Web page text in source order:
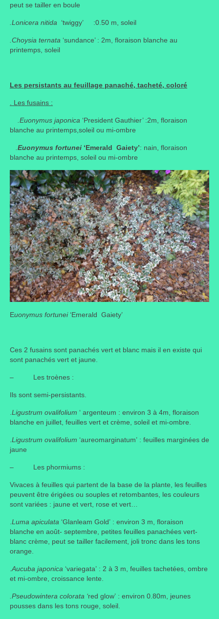
peut se tailler en boule
.Lonicera nitida ‘twiggy’ :0.50 m, soleil
.Choysia ternata ‘sundance’ : 2m, floraison blanche au
printemps, soleil
Les persistants au feuillage panaché, tacheté, coloré
. Les fusains :
.Euonymus japonica ‘President Gauthier’ :2m, floraison
blanche au printemps,soleil ou mi-ombre
Euonymus fortunei ‘Emerald Gaiety’: nain, floraison
blanche au printemps, soleil ou mi-ombre
Euonymus fortunei ‘Emerald Gaiety’
Ces 2 fusains sont panachés vert et blanc mais il en existe qui
sont panachés vert et jaune.
– Les troènes :
Ils sont semi-persistants.
.Ligustrum ovalifolium ‘ argenteum : environ 3 à 4m, floraison
blanche en juillet, feuilles vert et crème, soleil et mi-ombre.
.Ligustrum ovalifolium ‘aureomarginatum’ : feuilles marginées de
jaune
– Les phormiums :
Vivaces à feuilles qui partent de la base de la plante, les feuilles
peuvent être érigées ou souples et retombantes, les couleurs
sont variées : jaune et vert, rose et vert…
.Luma apiculata ‘Glanleam Gold’ : environ 3 m, floraison
blanche en août- septembre, petites feuilles panachées vert-
blanc crème, peut se tailler facilement, joli tronc dans les tons
orange.
.Aucuba japonica ‘variegata’ : 2 à 3 m, feuilles tachetées, ombre
et mi-ombre, croissance lente.
.Pseudowintera colorata ‘red glow’ : environ 0.80m, jeunes
pousses dans les tons rouge, soleil.